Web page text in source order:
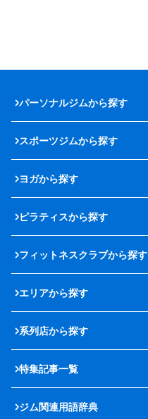
パーソナルジムから探す
スポーツジムから探す
ヨガから探す
ピラティスから探す
フィットネスクラブから探す
エリアから探す
系列店から探す
特集記事一覧
ジム関連用語辞典